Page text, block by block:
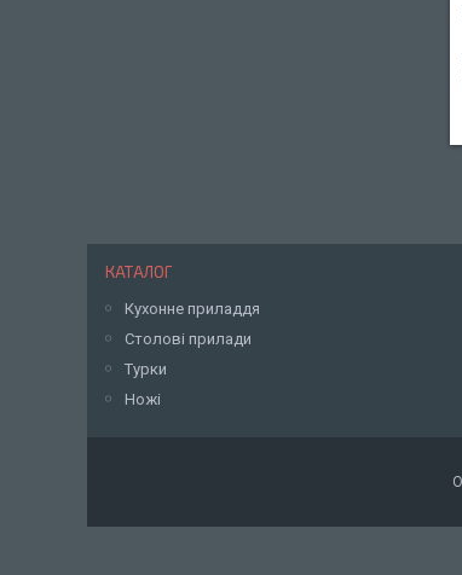
КАТАЛОГ
Кухонне приладдя
Столові прилади
Турки
Ножі